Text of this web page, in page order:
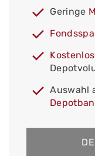
Geringe
Auswahl